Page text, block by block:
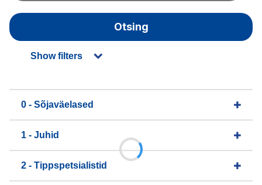
Otsing
Show filters
0 - Sõjaväelased
1 - Juhid
2 - Tippspetsialistid